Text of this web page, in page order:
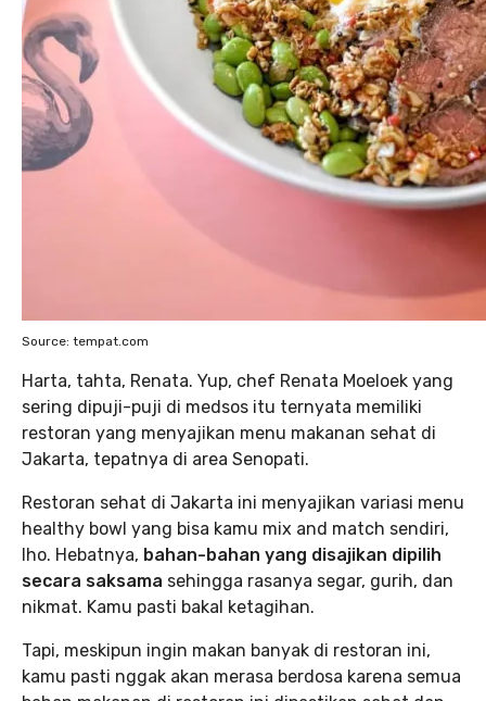
Source: tempat.com
Harta, tahta, Renata. Yup, chef Renata Moeloek yang
sering dipuji-puji di medsos itu ternyata memiliki
restoran yang menyajikan menu makanan sehat di
Jakarta, tepatnya di area Senopati.
Restoran sehat di Jakarta ini menyajikan variasi menu
healthy bowl yang bisa kamu mix and match sendiri,
lho. Hebatnya, bahan-bahan yang disajikan dipilih
secara saksama sehingga rasanya segar, gurih, dan
nikmat. Kamu pasti bakal ketagihan.
Tapi, meskipun ingin makan banyak di restoran ini,
kamu pasti nggak akan merasa berdosa karena semua